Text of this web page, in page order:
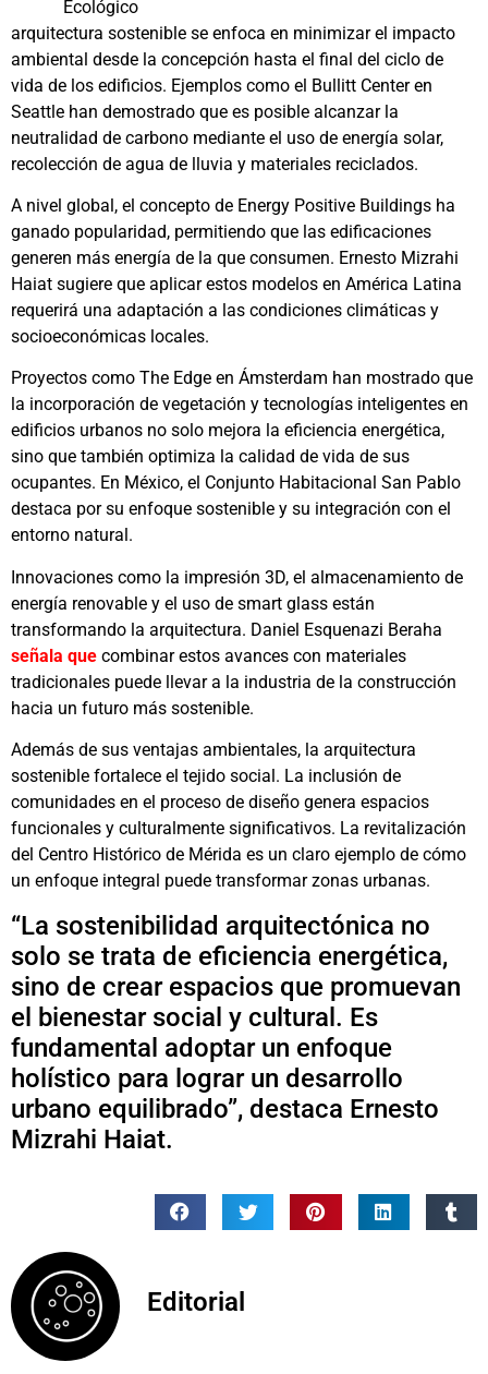
arquitectura sostenible se enfoca en minimizar el impacto
ambiental desde la concepción hasta el final del ciclo de
vida de los edificios. Ejemplos como el Bullitt Center en
Seattle han demostrado que es posible alcanzar la
neutralidad de carbono mediante el uso de energía solar,
recolección de agua de lluvia y materiales reciclados.
A nivel global, el concepto de Energy Positive Buildings ha
ganado popularidad, permitiendo que las edificaciones
generen más energía de la que consumen. Ernesto Mizrahi
Haiat sugiere que aplicar estos modelos en América Latina
requerirá una adaptación a las condiciones climáticas y
socioeconómicas locales.
Proyectos como The Edge en Ámsterdam han mostrado que
la incorporación de vegetación y tecnologías inteligentes en
edificios urbanos no solo mejora la eficiencia energética,
sino que también optimiza la calidad de vida de sus
ocupantes. En México, el Conjunto Habitacional San Pablo
destaca por su enfoque sostenible y su integración con el
entorno natural.
Innovaciones como la impresión 3D, el almacenamiento de
energía renovable y el uso de smart glass están
transformando la arquitectura. Daniel Esquenazi Beraha
señala que combinar estos avances con materiales
tradicionales puede llevar a la industria de la construcción
hacia un futuro más sostenible.
Además de sus ventajas ambientales, la arquitectura
sostenible fortalece el tejido social. La inclusión de
comunidades en el proceso de diseño genera espacios
funcionales y culturalmente significativos. La revitalización
del Centro Histórico de Mérida es un claro ejemplo de cómo
un enfoque integral puede transformar zonas urbanas.
“La sostenibilidad arquitectónica no
solo se trata de eficiencia energética,
sino de crear espacios que promuevan
el bienestar social y cultural. Es
fundamental adoptar un enfoque
holístico para lograr un desarrollo
urbano equilibrado”, destaca Ernesto
Mizrahi Haiat.
Editorial